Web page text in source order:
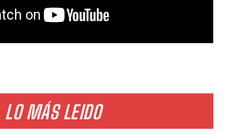
LO MÁS LEIDO